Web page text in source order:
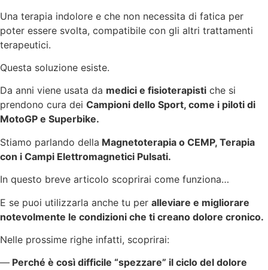
Una terapia indolore e che non necessita di fatica per
poter essere svolta, compatibile con gli altri trattamenti
terapeutici.
Questa soluzione esiste.
Da anni viene usata da medici e fisioterapisti che si
prendono cura dei Campioni dello Sport, come i piloti di
MotoGP e Superbike.
Stiamo parlando della Magnetoterapia o CEMP, Terapia
con i Campi Elettromagnetici Pulsati.
In questo breve articolo scoprirai come funziona…
E se puoi utilizzarla anche tu per alleviare e migliorare
notevolmente le condizioni che ti creano dolore cronico.
Nelle prossime righe infatti, scoprirai:
— Perché è così difficile “spezzare” il ciclo del dolore